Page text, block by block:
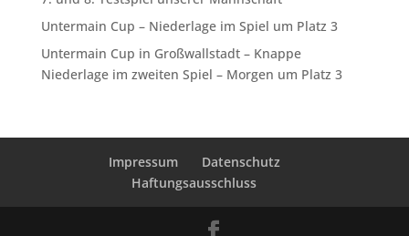
Untermain Cup – Niederlage im Spiel um Platz 3
Untermain Cup in Großwallstadt – Knappe
Niederlage im zweiten Spiel – Morgen um Platz 3
Impressum
Datenschutz
Haftungsausschluss